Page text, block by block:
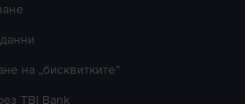
на „бисквитките”
TBI Bank